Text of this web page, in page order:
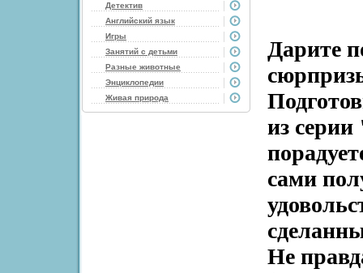
Детектив
Английский язык
Игры
Занятий с детьми
Разные животные
Энциклопедии
Живая природа
Дарите
из
сами
Не